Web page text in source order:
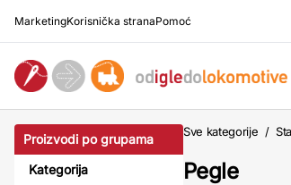
MarketingKorisnička stranaPomoć
Proizvodi po grupama
Kategorija
Sve kategorije /
Pegle